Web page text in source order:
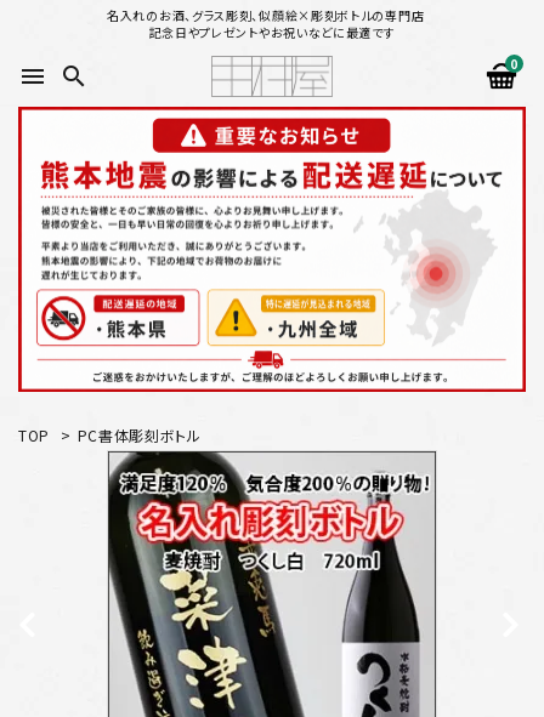
名入れのお酒、グラス彫刻、似顔絵×彫刻ボトルの専門店
記念日やプレゼントやお祝いなどに最適です
menu search 0
search
似顔絵から選ぶ
名入れ（縦書き）から選ぶ
名入れ（横書き）から選ぶ
お支払方法
プライバシーポリシー
特定商取引法について
お問い合わせ
TOP > PC書体彫刻ボトル